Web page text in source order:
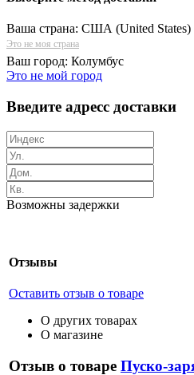
Ваша страна: США (United States)
Это не моя страна
Ваш город: Колумбус
Это не мой город
Введите адресс доставки
Возможны задержки
Отзывы
Оставить отзыв о товаре
О других товарах
О магазине
Отзыв о товаре Пуско-